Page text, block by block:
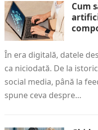
Cum
În era digitală, datele
ca niciodată. De la
social media, până la
spune ceva despre…